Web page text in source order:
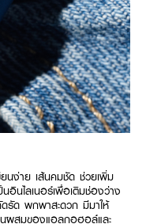
นง่าย เส้นคมชัด ช่วยเพิ่ม
นอินไลเนอร์เพื่อเติมช่องว่าง
ดรัด พกพาสะดวก มีมาให้
นผสมของแอลกอฮอล์และ